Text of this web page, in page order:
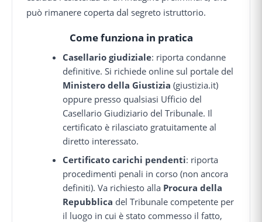
può rimanere coperta dal segreto istruttorio.
Come funziona in pratica
Casellario giudiziale: riporta condanne
definitive. Si richiede online sul portale del
Ministero della Giustizia (giustizia.it)
oppure presso qualsiasi Ufficio del
Casellario Giudiziario del Tribunale. Il
certificato è rilasciato gratuitamente al
diretto interessato.
Certificato carichi pendenti: riporta
procedimenti penali in corso (non ancora
definiti). Va richiesto alla Procura della
Repubblica del Tribunale competente per
il luogo in cui è stato commesso il fatto,